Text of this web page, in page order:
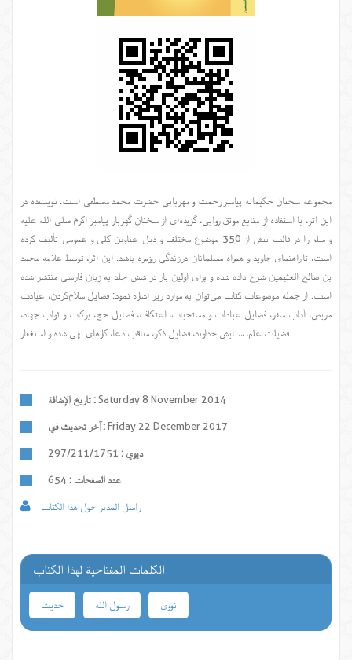
مجموعه سخنان حکیمانه پیامبر رحمت و مهربانی حضرت محمد مصطفی است. نویسنده در
این اثر، با استفاده از منابع موثق روایی، گزیده‌ای از سخنان گهربار پیامبر اکرم صلی الله علیه
و سلم را در قالب بیش از 350 موضوع مختلف و ذیل عناوین کلی و عمومی تألیف کرده
است، تا راهنمای جاوید و همراه مسلمانان در زندگی روزمره باشد. این اثر، توسط علامه محمد
بن صالح العثیمین شرح داده شده و برای اولین بار در شش جلد به زبان فارسی منتشر شده
است. از جمله موضوعات کتاب می‌توان به موارد زیر اشاره نمود: فضایل سلام‌کردن، عیادت
مریض، آداب سفر، فضایل عبادات و مستحبات، اعتکاف، فضایل حج، برکات و ثواب جهاد،
فضیلت علم، ستایش خداوند، فضایل ذکر، مناقب دعا، کارهای نهی شده و استغفار.
تاريخ الإضافة : Saturday 8 November 2014
آخر تحديث في : Friday 22 December 2017
ديوي : 297/211/1751
عدد الصفحات :
راسل المدير حول هذا الكتاب
الكلمات المفتاحية لهذا الكتاب
حدیث رسول الله نووی